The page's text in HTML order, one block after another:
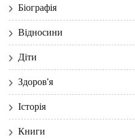
Біографія
Відносини
Діти
Здоров'я
Історія
Книги